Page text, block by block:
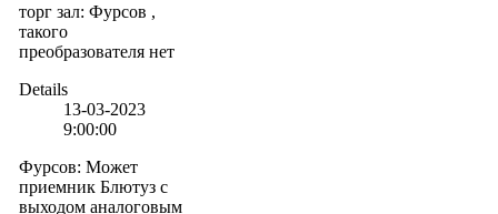
торг зал: Фурсов ,
такого
преобразователя нет
Details
13-03-2023
9:00:00
Фурсов: Может
приемник Блютуз с
выходом аналоговым